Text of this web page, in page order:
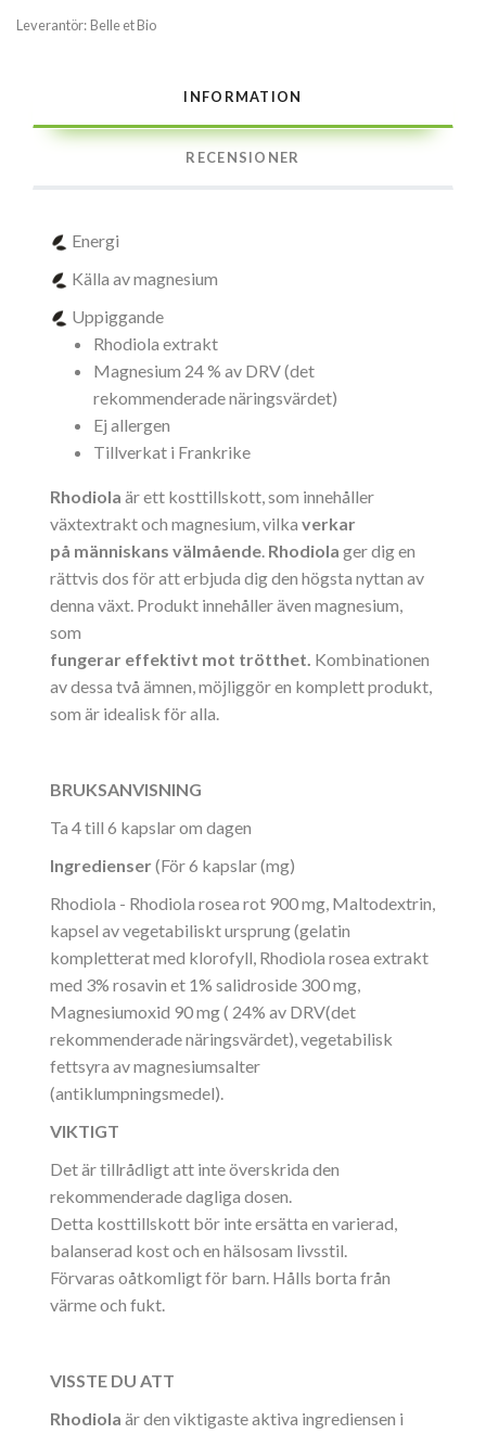
Leverantör: Belle et Bio
INFORMATION
RECENSIONER
Energi
Källa av magnesium
Uppiggande
Rhodiola extrakt
Magnesium 24 % av DRV (det
rekommenderade näringsvärdet)
Ej allergen
Tillverkat i Frankrike
Rhodiola är ett kosttillskott, som innehåller
växtextrakt och magnesium, vilka verkar
på människans välmående. Rhodiola ger dig en
rättvis dos för att erbjuda dig den högsta nyttan av
denna växt. Produkt innehåller även magnesium,
som
fungerar effektivt mot trötthet. Kombinationen
av dessa två ämnen, möjliggör en komplett produkt,
som är idealisk för alla.
BRUKSANVISNING
Ta 4 till 6 kapslar om dagen
Ingredienser (För 6 kapslar (mg)
Rhodiola - Rhodiola rosea rot 900 mg, Maltodextrin,
kapsel av vegetabiliskt ursprung (gelatin
kompletterat med klorofyll, Rhodiola rosea extrakt
med 3% rosavin et 1% salidroside 300 mg,
Magnesiumoxid 90 mg ( 24% av DRV(det
rekommenderade näringsvärdet), vegetabilisk
fettsyra av magnesiumsalter
(antiklumpningsmedel).
VIKTIGT
Det är tillrådligt att inte överskrida den
rekommenderade dagliga dosen.
Detta kosttillskott bör inte ersätta en varierad,
balanserad kost och en hälsosam livsstil.
Förvaras oåtkomligt för barn. Hålls borta från
värme och fukt.
VISSTE DU ATT
Rhodiola är den viktigaste aktiva ingrediensen i